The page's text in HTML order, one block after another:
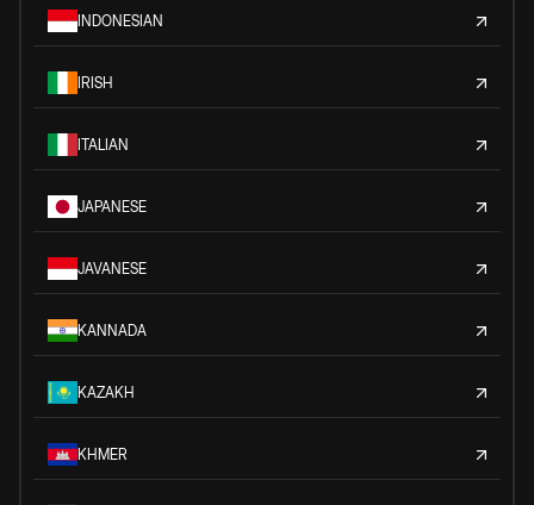
INDONESIAN
IRISH
ITALIAN
JAPANESE
JAVANESE
KANNADA
KAZAKH
KHMER